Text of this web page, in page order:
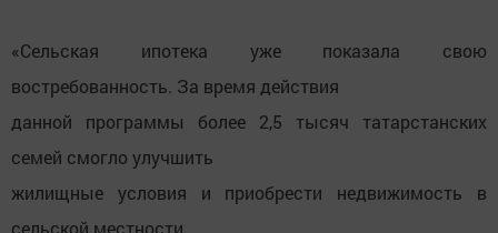
«Сельская ипотека уже показала свою
востребованность. За время действия
данной программы более 2,5 тысяч татарстанских
семей смогло улучшить
жилищные условия и приобрести недвижимость в
сельской местности.